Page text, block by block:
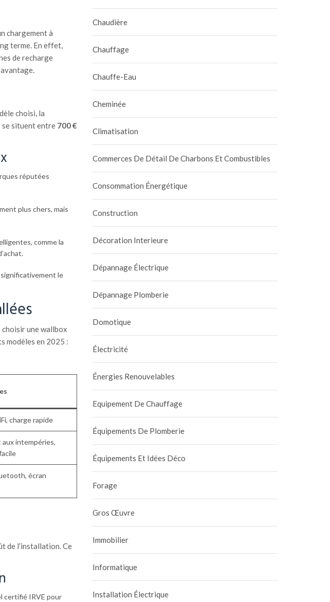
chargement à
terme. En effet,
de recharge
choisi, la
se situent entre 700 €
réputées
plus chers, mais
comme la
le
choisir une wallbox
modèles en 2025 :
charge rapide
intempéries,
écran
de l’installation. Ce
certifié IRVE pour
Chaudière
Chauffage
Chauffe-Eau
Cheminée
Climatisation
Commerces De Détail De Charbons Et Combustibles
Consommation Énergétique
Construction
Décoration Interieure
Dépannage Électrique
Dépannage Plomberie
Domotique
Électricité
Énergies Renouvelables
Equipement De Chauffage
Équipements De Plomberie
Équipements Et Idées Déco
Forage
Gros Œuvre
Immobilier
Informatique
Installation Électrique